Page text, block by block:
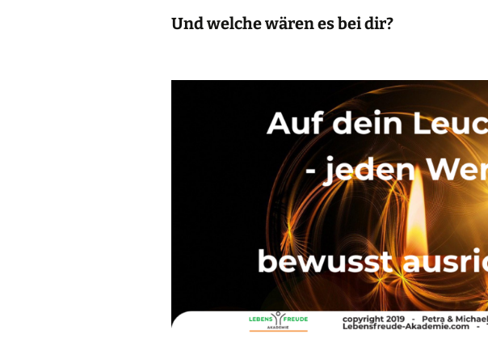
Und welche wären es bei dir?